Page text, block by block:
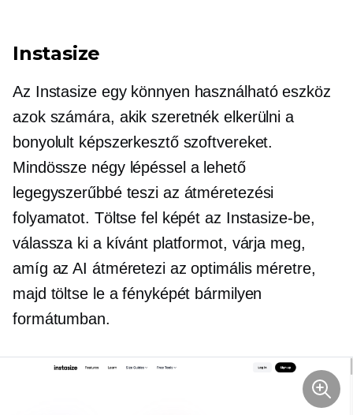
Instasize
Az Instasize egy könnyen használhatóeszköz
azok számára, akik szeretnék elkerülni a
bonyolult képszerkesztő szoftvereket.
Mindössze négy lépéssel a lehető
legegyszerűbbé teszi az átméretezési
folyamatot. Töltse fel képét az Instasize-be,
válassza ki a kívánt platformot, várja meg,
amíg az AI átméretezi az optimális méretre,
majd töltse le a fényképét bármilyen
formátumban.